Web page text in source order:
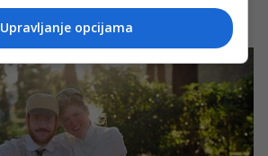
Upravljanje opcijama